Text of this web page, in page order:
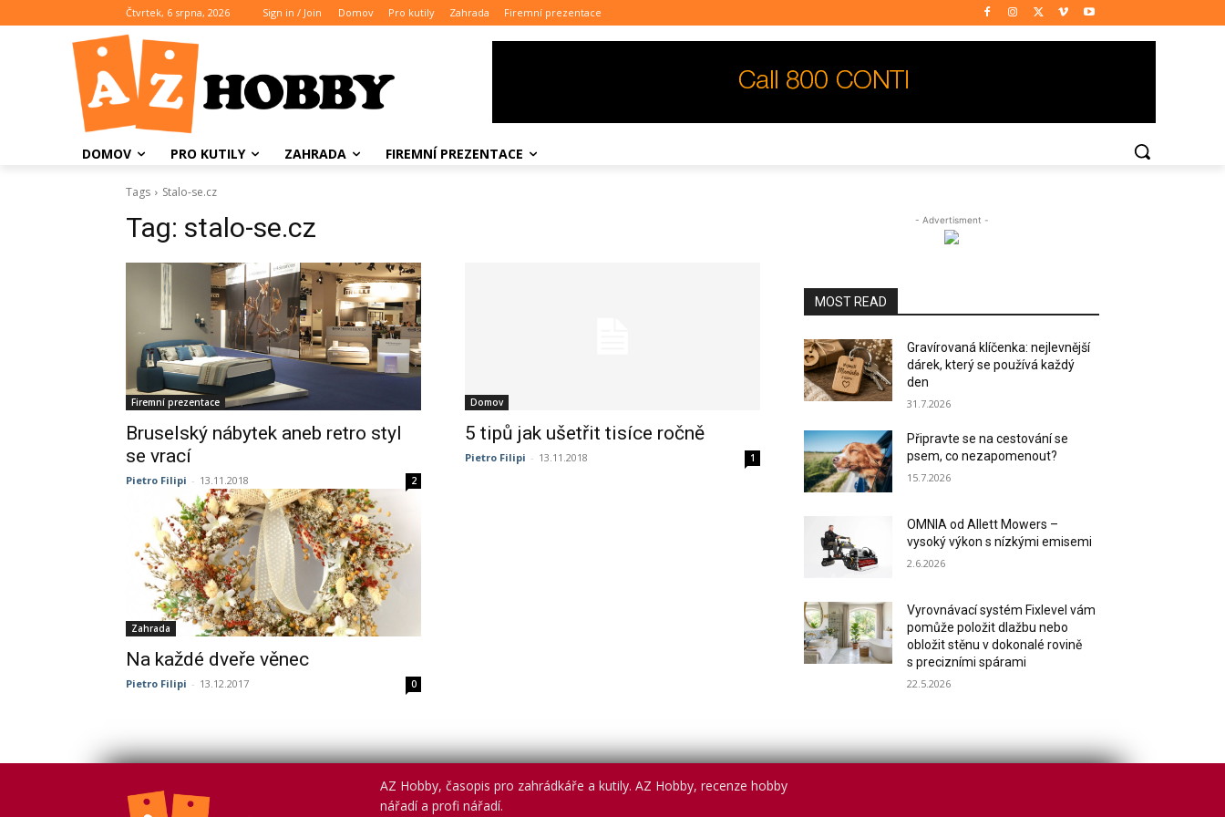
Čtvrtek, 6 srpna, 2026 Sign in / Join Domov Pro kutily Zahrada Firemní prezentace
DOMOV PRO KUTILY ZAHRADA FIREMNÍ PREZENTACE
Tags Stalo-se.cz
Tag: stalo-se.cz
Firemní prezentace
Bruselský nábytek aneb retro styl
se vrací
Pietro Filipi - 13.11.2018 2
Domov
5 tipů jak ušetřit tisíce ročně
Pietro Filipi - 13.11.2018 1
Zahrada
Na každé dveře věnec
Pietro Filipi - 13.12.2017 0
- Advertisment -
MOST READ
Gravírovaná klíčenka: nejlevnější
dárek, který se používá každý
den
31.7.2026
Připravte se na cestování se
psem, co nezapomenout?
15.7.2026
OMNIA od Allett Mowers –
vysoký výkon s nízkými emisemi
2.6.2026
Vyrovnávací systém Fixlevel vám
pomůže položit dlažbu nebo
obložit stěnu v dokonalé rovině
s precizními spárami
22.5.2026
AZ Hobby, časopis pro zahrádkáře a kutily. AZ Hobby, recenze hobby
nářadí a profi nářadí.